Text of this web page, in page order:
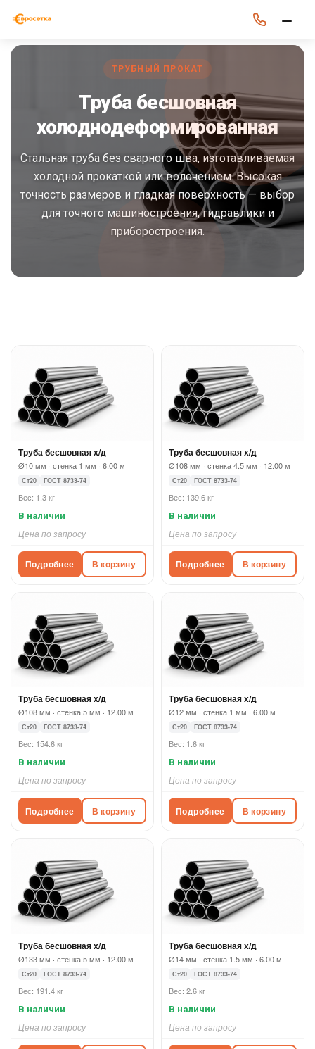
Труба бесшовная холоднодеформированная производится
ТРУБНЫЙ ПРОКАТ
Труба бесшовная
холоднодеформированная
Стальная труба без сварного шва, изготавливаемая
холодной прокаткой или волочением. Высокая
точность размеров и гладкая поверхность — выбор
для точного машиностроения, гидравлики и
приборостроения.
Труба бесшовная х/д
Ø10 мм · стенка 1 мм · 6.00 м
Ст20 ГОСТ 8733-74
Вес: 1.3 кг
В наличии
Цена по запросу
Подробнее В корзину
Труба бесшовная х/д
Ø108 мм · стенка 4.5 мм · 12.00 м
Ст20 ГОСТ 8733-74
Вес: 139.6 кг
В наличии
Цена по запросу
Подробнее В корзину
Труба бесшовная х/д
Ø108 мм · стенка 5 мм · 12.00 м
Ст20 ГОСТ 8733-74
Вес: 154.6 кг
В наличии
Цена по запросу
Подробнее В корзину
Труба бесшовная х/д
Ø12 мм · стенка 1 мм · 6.00 м
Ст20 ГОСТ 8733-74
Вес: 1.6 кг
В наличии
Цена по запросу
Подробнее В корзину
Труба бесшовная х/д
Ø133 мм · стенка 5 мм · 12.00 м
Ст20 ГОСТ 8733-74
Вес: 191.4 кг
В наличии
Цена по запросу
Труба бесшовная х/д
Ø14 мм · стенка 1.5 мм · 6.00 м
Ст20 ГОСТ 8733-74
Вес: 2.6 кг
В наличии
Цена по запросу